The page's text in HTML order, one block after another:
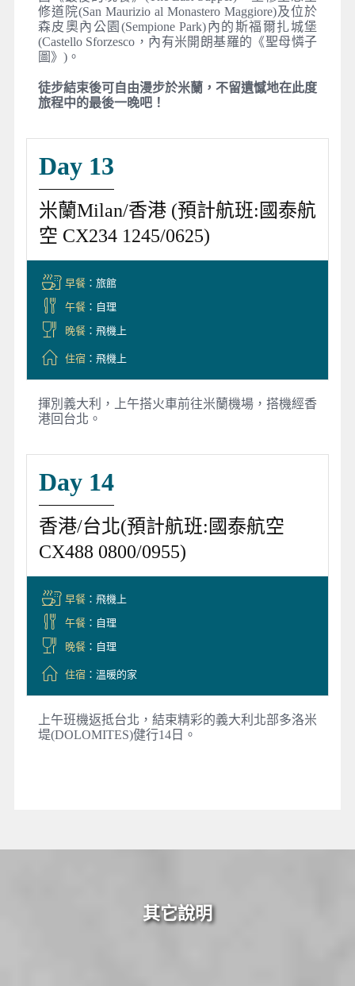
修道院(San Maurizio al Monastero Maggiore)及位於
森皮奧內公園(Sempione Park)內的斯福爾扎城堡
(Castello Sforzesco，內有米開朗基羅的《聖母憐子
圖》)。
徒步結束後可自由漫步於米蘭，不留遺憾地在此度
旅程中的最後一晚吧！
Day 13
米蘭Milan/香港 (預計航班:國泰航
空 CX234 1245/0625)
早餐：旅館
午餐：自理
晚餐：飛機上
住宿：飛機上
揮別義大利，上午搭火車前往米蘭機場，搭機經香
港回台北。
Day 14
香港/台北(預計航班:國泰航空
CX488 0800/0955)
早餐：飛機上
午餐：自理
晚餐：自理
住宿：溫暖的家
上午班機返抵台北，結束精彩的義大利北部多洛米
堤(DOLOMITES)健行14日。
其它說明